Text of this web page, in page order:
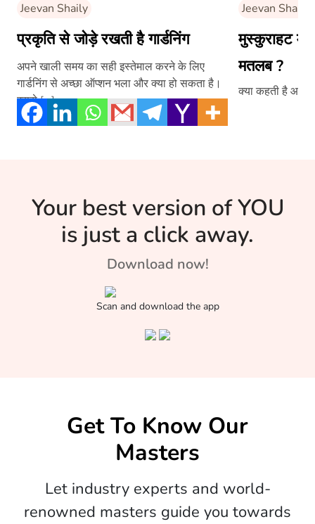
Jeevan Shaily
प्रकृति से जोड़े रखती है गार्डनिंग
अपने खाली समय का सही इस्तेमाल करने के लिए
गार्डनिंग से अच्छा ऑप्शन भला और क्या हो सकता है।
इससे […]
Jeevan Shaily
मुस्कुराहट में
मतलब ?
क्या कहती है
Your best version of YOU
is just a click away.
Download now!
Scan and download the app
Get To Know Our
Masters
Let industry experts and world-
renowned masters guide you towards